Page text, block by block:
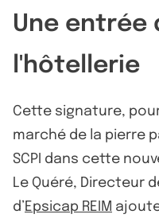
Une entrée
l'hôtellerie
Cette signature,
marché de la pierre
SCPI dans cette
Le Quéré, Directeur
d’Epsicap REIM